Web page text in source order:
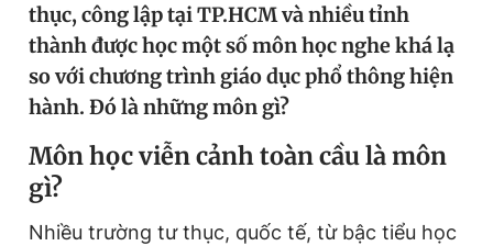
Tin thị trường Tin 360
Video Magazine
Sản phẩm khác
Tiện ích
thục, công lập tại TP.HCM và nhiều tỉnh
thành được học một số môn học nghe khá lạ
so với chương trình giáo dục phổ thông hiện
hành. Đó là những môn gì?
Môn học viễn cảnh toàn cầu là môn
gì?
Nhiều trường tư thục, quốc tế, từ bậc tiểu học